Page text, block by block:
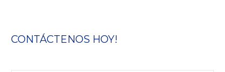
CONTÁCTENOS HOY!